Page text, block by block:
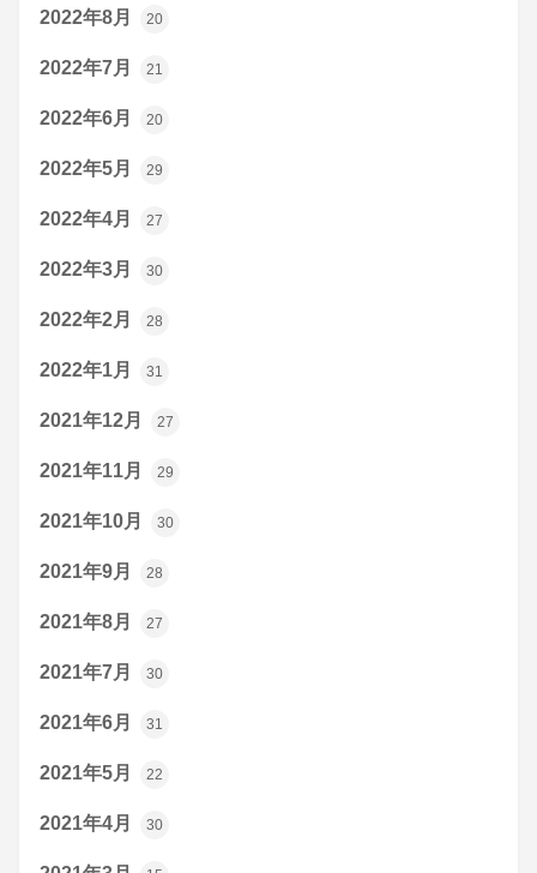
2022年8月 20
2022年7月 21
2022年6月 20
2022年5月 29
2022年4月 27
2022年3月 30
2022年2月 28
2022年1月 31
2021年12月 27
2021年11月 29
2021年10月 30
2021年9月 28
2021年8月 27
2021年7月 30
2021年6月 31
2021年5月 22
2021年4月 30